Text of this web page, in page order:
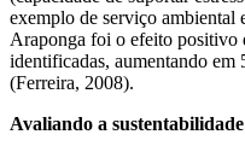
exemplo de serviço ambiental
Araponga foi o efeito positivo
identificadas, aumentando em
(Ferreira, 2008).
Avaliando a sustentabilidade